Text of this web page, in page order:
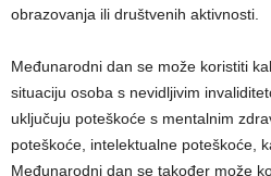
obrazovanja ili društvenih aktivnosti.
Međunarodni dan se može koristiti
situaciju osoba s nevidljivim
uključuju poteškoće s mentalnim
poteškoće, intelektualne poteškoće,
Međunarodni dan se također može